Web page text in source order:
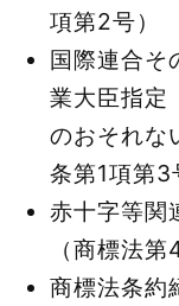
項第2号）
国際連合そ
業大臣指定
のおそれな
条第1項第3
赤十字等関
（商標法
商標法条約